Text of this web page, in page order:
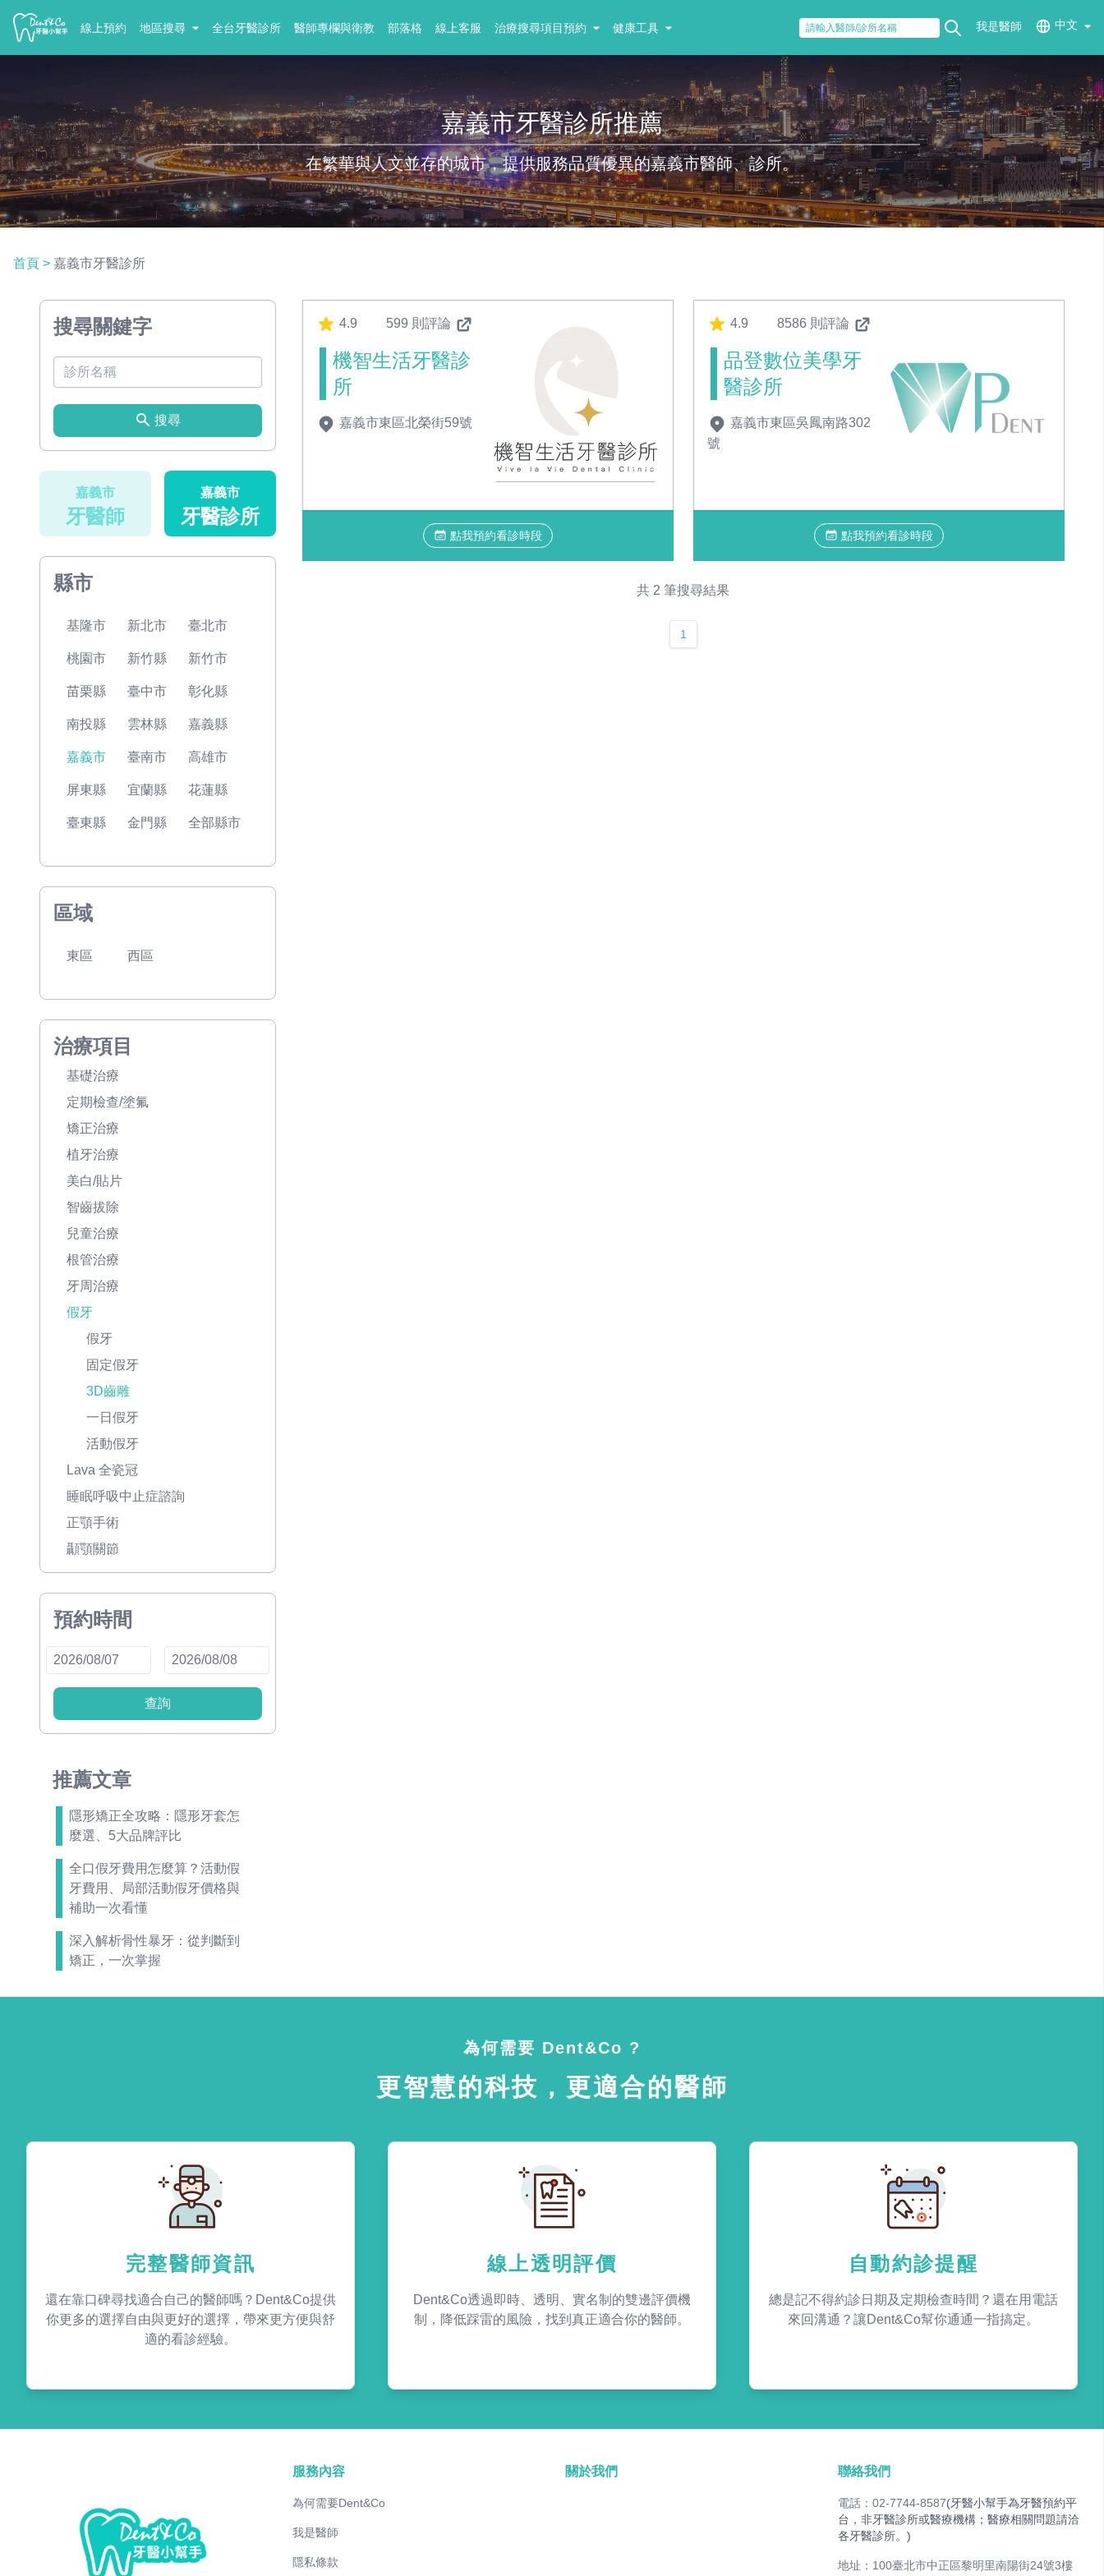
線上預約 地區搜尋 全台牙醫診所 醫師專欄與衛教 部落格 線上客服 治療搜尋項目預約 健康工具 我是醫師 中文
嘉義市牙醫診所推薦
在繁華與人文並存的城市，提供服務品質優異的嘉義市醫師、診所。
首頁 > 嘉義市牙醫診所
搜尋關鍵字
搜尋
嘉義市
牙醫師
嘉義市
牙醫診所
縣市
基隆市 新北市 臺北市
桃園市 新竹縣 新竹市
苗栗縣 臺中市 彰化縣
南投縣 雲林縣 嘉義縣
嘉義市 臺南市 高雄市
屏東縣 宜蘭縣 花蓮縣
臺東縣 金門縣 全部縣市
區域
東區 西區
治療項目
基礎治療
定期檢查/塗氟
矯正治療
植牙治療
美白/貼片
智齒拔除
兒童治療
根管治療
牙周治療
假牙
假牙
固定假牙
3D齒雕
一日假牙
活動假牙
Lava 全瓷冠
睡眠呼吸中止症諮詢
正顎手術
顳顎關節
預約時間
查詢
推薦文章
隱形矯正全攻略：隱形牙套怎
麼選、5大品牌評比
全口假牙費用怎麼算？活動假
牙費用、局部活動假牙價格與
補助一次看懂
深入解析骨性暴牙：從判斷到
矯正，一次掌握
4.9 599 則評論
機智生活牙醫診
所
嘉義市東區北榮街59號
點我預約看診時段
4.9 8586 則評論
品登數位美學牙
醫診所
嘉義市東區吳鳳南路302
號
點我預約看診時段
共 2 筆搜尋結果
1
為何需要 Dent&Co ?
更智慧的科技，更適合的醫師
完整醫師資訊
還在靠口碑尋找適合自己的醫師嗎？Dent&Co提供
你更多的選擇自由與更好的選擇，帶來更方便與舒
適的看診經驗。
線上透明評價
Dent&Co透過即時、透明、實名制的雙邊評價機
制，降低踩雷的風險，找到真正適合你的醫師。
自動約診提醒
總是記不得約診日期及定期檢查時間？還在用電話
來回溝通？讓Dent&Co幫你通通一指搞定。
服務內容
為何需要Dent&Co
我是醫師
隱私條款
關於我們 聯絡我們
電話：02-7744-8587(牙醫小幫手為牙醫預約平
台，非牙醫診所或醫療機構；醫療相關問題請洽
各牙醫診所。)
地址：100臺北市中正區黎明里南陽街24號3樓